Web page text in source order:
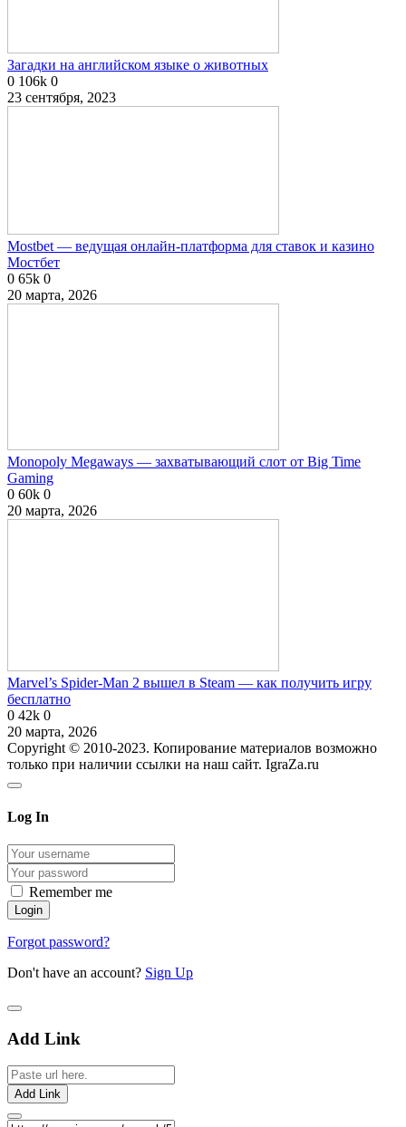
Загадки на английском языке о животных
0 106k 0
23 сентября, 2023
Mostbet — ведущая онлайн-платформа для ставок и казино
Мостбет
0 65k 0
20 марта, 2026
Monopoly Megaways — захватывающий слот от Big Time
Gaming
0 60k 0
20 марта, 2026
Marvel’s Spider-Man 2 вышел в Steam — как получить игру
бесплатно
0 42k 0
20 марта, 2026
Copyright © 2010-2023. Копирование материалов возможно
только при наличии ссылки на наш сайт. IgraZa.ru
Log In
Remember me
Forgot password?
Don't have an account? Sign Up
Add Link
Add Link